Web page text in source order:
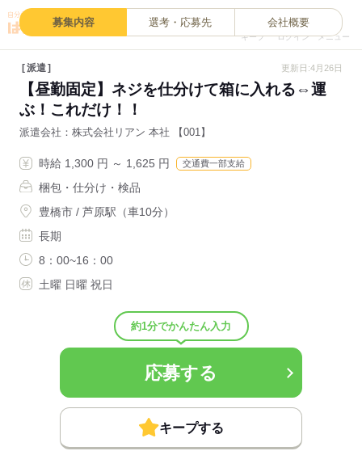
キープ ログイン メニュー
募集内容 選考・応募先 会社概要
派遣 更新日:4月26日
【昼勤固定】ネジを仕分けて箱に入れる⇔運
ぶ！これだけ！！
派遣会社 株式会社リアン 本社 【001】
時給 1,300 円 ～ 1,625 円 交通費一部支給
梱包・仕分け・検品
豊橋市 / 芦原駅（車10分）
長期
8：00~16：00
土曜 日曜 祝日
約1分でかんたん入力
応募する
キープする